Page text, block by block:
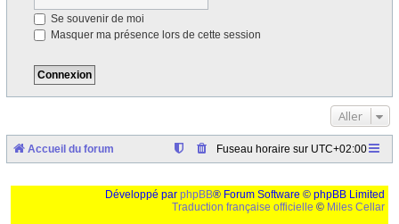
Se souvenir de moi
Masquer ma présence lors de cette session
Aller
Accueil du forum Fuseau horaire sur UTC+02:00
Développé par phpBB® Forum Software © phpBB Limited
Traduction française officielle © Miles Cellar